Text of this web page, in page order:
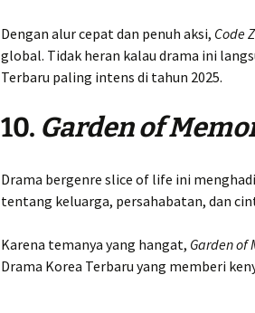
Dengan alur cepat dan penuh aksi, Code
global. Tidak heran kalau drama ini
Terbaru paling intens di tahun 2025.
10. Garden of
Drama bergenre slice of life ini
tentang keluarga, persahabatan, dan
Karena temanya yang hangat, Garden of
Drama Korea Terbaru yang memberi